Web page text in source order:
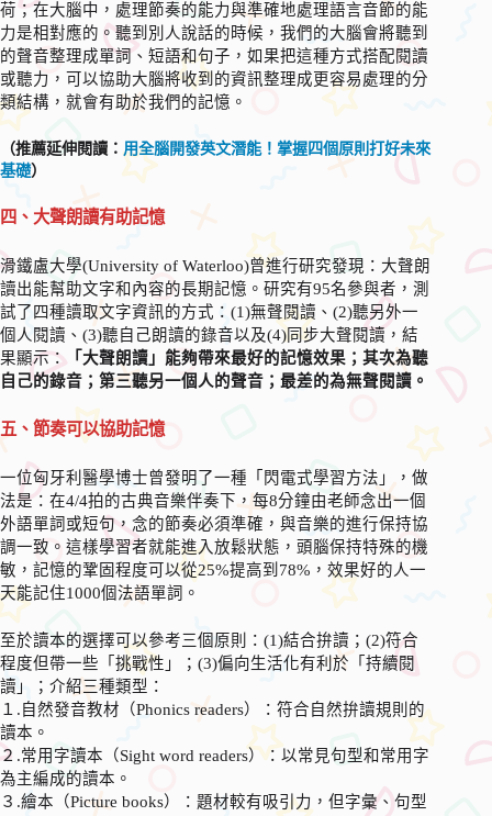
荷；在大腦中，處理節奏的能力與準確地處理語言音節的能
力是相對應的。聽到別人說話的時候，我們的大腦會將聽到
的聲音整理成單詞、短語和句子，如果把這種方式搭配閱讀
或聽力，可以協助大腦將收到的資訊整理成更容易處理的分
類結構，就會有助於我們的記憶。
（推薦延伸閱讀： 用全腦開發英文潛能！掌握四個原則打好未來
基礎）
四、大聲朗讀有助記憶
滑鐵盧大學(‎University of Waterloo)曾進行研究發現：大聲朗
讀出能幫助文字和內容的長期記憶。研究有95名參與者，測
試了四種讀取文字資訊的方式：(1)無聲閱讀、(2)聽另外一
個人閱讀、(3)聽自己朗讀的錄音以及(4)同步大聲閱讀，結
果顯示：
「大聲朗讀」能夠帶來最好的記憶效果；其次為聽
自己的錄音；第三聽另一個人的聲音；最差的為無聲閱讀。
五、節奏可以協助記憶
一位匈牙利醫學博士曾發明了一種「閃電式學習方法」，做
法是：在4/4拍的古典音樂伴奏下，每8分鐘由老師念出一個
外語單詞或短句，念的節奏必須準確，與音樂的進行保持協
調一致。這樣學習者就能進入放鬆狀態，頭腦保持特殊的機
敏，記憶的鞏固程度可以從25%提高到78%，效果好的人一
天能記住1000個法語單詞。
至於讀本的選擇可以參考三個原則：(1)結合拚讀；(2)符合
程度但帶一些「挑戰性」；(3)偏向生活化有利於「持續閱
讀」；介紹三種類型：
１.自然發音教材（Phonics readers）：符合自然拚讀規則的
讀本。
２.常用字讀本（Sight word readers）：以常見句型和常用字
為主編成的讀本。
３.繪本（Picture books）：題材較有吸引力，但字彙、句型